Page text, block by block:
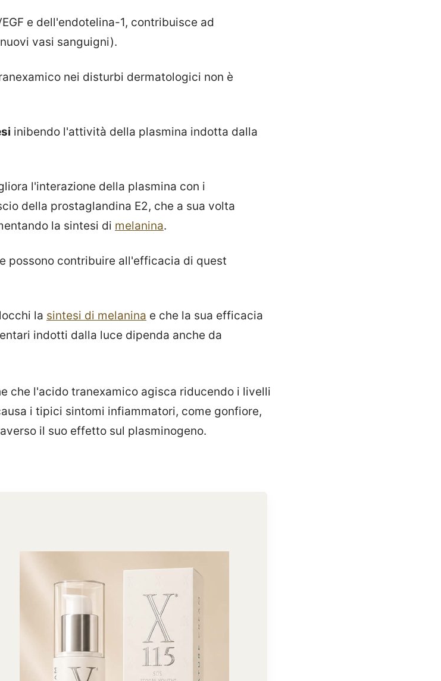
e dell'endotelina-1, contribuisce ad
vasi sanguigni).
nei disturbi dermatologici non è
inibendo l'attività della plasmina indotta dalla
l'interazione della plasmina con i
della prostaglandina E2, che a sua volta
la sintesi di melanina.
possono contribuire all'efficacia di quest
la sintesi di melanina e che la sua efficacia
indotti dalla luce dipenda anche da
che l'acido tranexamico agisca riducendo i livelli
i tipici sintomi infiammatori, come gonfiore,
il suo effetto sul plasminogeno.